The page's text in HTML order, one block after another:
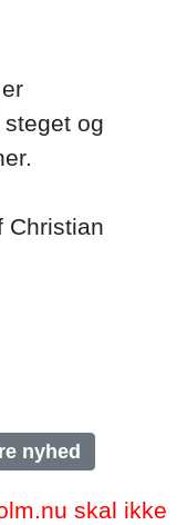
og
Christian
nyhed
skal ikke